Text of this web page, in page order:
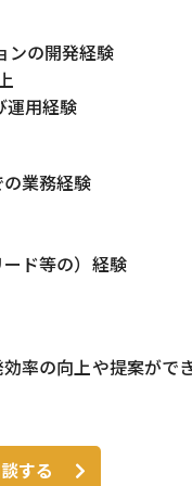
ンの開発経験
運用経験
業務経験
ド等の）経験
率の向上や提案がで
する